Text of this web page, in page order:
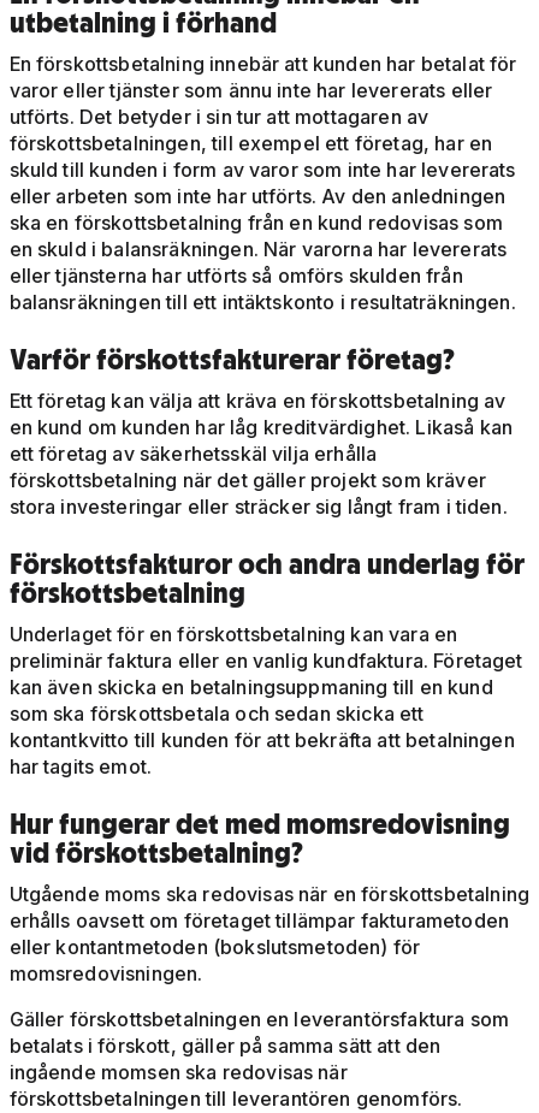
utbetalning i förhand
En förskottsbetalning innebär att kunden har betalat för
varor eller tjänster som ännu inte har levererats eller
utförts. Det betyder i sin tur att mottagaren av
förskottsbetalningen, till exempel ett företag, har en
skuld till kunden i form av varor som inte har levererats
eller arbeten som inte har utförts. Av den anledningen
ska en förskottsbetalning från en kund redovisas som
en skuld i balansräkningen. När varorna har levererats
eller tjänsterna har utförts så omförs skulden från
balansräkningen till ett intäktskonto i resultaträkningen.
Varför förskottsfakturerar företag?
Ett företag kan välja att kräva en förskottsbetalning av
en kund om kunden har låg kreditvärdighet. Likaså kan
ett företag av säkerhetsskäl vilja erhålla
förskottsbetalning när det gäller projekt som kräver
stora investeringar eller sträcker sig långt fram i tiden.
Förskottsfakturor och andra underlag för
förskottsbetalning
Underlaget för en förskottsbetalning kan vara en
preliminär faktura eller en vanlig kundfaktura. Företaget
kan även skicka en betalningsuppmaning till en kund
som ska förskottsbetala och sedan skicka ett
kontantkvitto till kunden för att bekräfta att betalningen
har tagits emot.
Hur fungerar det med momsredovisning
vid förskottsbetalning?
Utgående moms ska redovisas när en förskottsbetalning
erhålls oavsett om företaget tillämpar fakturametoden
eller kontantmetoden (bokslutsmetoden) för
momsredovisningen.
Gäller förskottsbetalningen en leverantörsfaktura som
betalats i förskott, gäller på samma sätt att den
ingående momsen ska redovisas när
förskottsbetalningen till leverantören genomförs.